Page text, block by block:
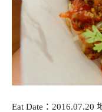
Eat Date：